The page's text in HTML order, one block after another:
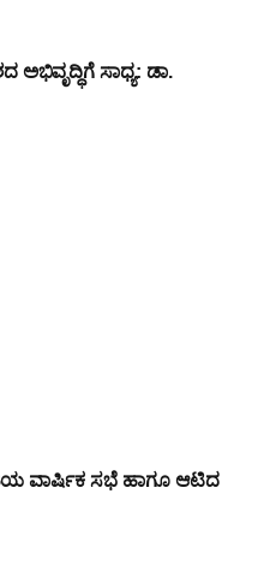
ಅಭಿವೃದ್ಧಿಗೆ ಸಾಧ್ಯ: ಡಾ.
ವಾರ್ಷಿಕ ಸಭೆ ಹಾಗೂ ಆಟಿದ